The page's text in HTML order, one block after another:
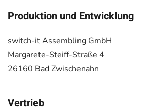
Produktion und Entwicklung
switch-it Assembling GmbH
Margarete-Steiff-Straße 4
26160 Bad Zwischenahn
Vertrieb